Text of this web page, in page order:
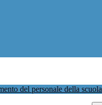
del personale della scuola